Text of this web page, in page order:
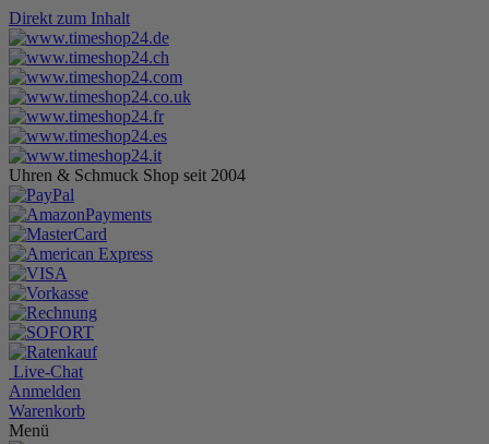
Direkt zum Inhalt
Uhren & Schmuck Shop seit 2004
Live-Chat
Anmelden
Warenkorb
Menü